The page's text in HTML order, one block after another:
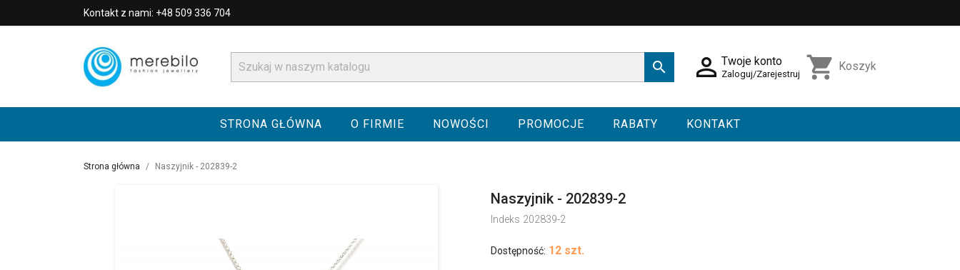
Kontakt z nami: +48 509 336 704
  Twoje konto
Zaloguj/Zarejestruj shopping_cart Koszyk
STRONA GŁÓWNA O FIRMIE NOWOŚCI PROMOCJE RABATY KONTAKT
Strona główna Naszyjnik - 202839-2
Naszyjnik - 202839-2
Indeks 202839-2
Dostępność: 12 szt.